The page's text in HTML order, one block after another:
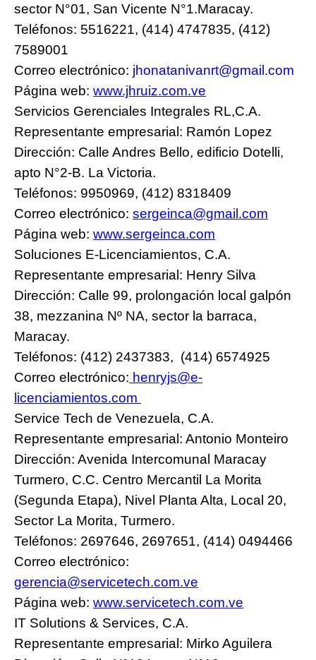
sector N°01, San Vicente N°1.Maracay.
Teléfonos: 5516221, (414) 4747835, (412)
7589001
Correo electrónico: jhonatanivanrt@gmail.com
Página web: www.jhruiz.com.ve
Servicios Gerenciales Integrales RL,C.A.
Representante empresarial: Ramón Lopez
Dirección: Calle Andres Bello, edificio Dotelli,
apto N°2-B. La Victoria.
Teléfonos: 9950969, (412) 8318409
Correo electrónico: sergeinca@gmail.com
Página web: www.sergeinca.com
Soluciones E-Licenciamientos, C.A.
Representante empresarial: Henry Silva
Dirección: Calle 99, prolongación local galpón
38, mezzanina Nº NA, sector la barraca,
Maracay.
Teléfonos: (412) 2437383, (414) 6574925
Correo electrónico: henryjs@e-
licenciamientos.com
Service Tech de Venezuela, C.A.
Representante empresarial: Antonio Monteiro
Dirección: Avenida Intercomunal Maracay
Turmero, C.C. Centro Mercantil La Morita
(Segunda Etapa), Nivel Planta Alta, Local 20,
Sector La Morita, Turmero.
Teléfonos: 2697646, 2697651, (414) 0494466
Correo electrónico:
gerencia@servicetech.com.ve
Página web: www.servicetech.com.ve
IT Solutions & Services, C.A.
Representante empresarial: Mirko Aguilera